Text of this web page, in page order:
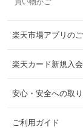
買い物かご
楽天市場アプリの
楽天カード新規入
安心・安全への取
ご利用ガイド